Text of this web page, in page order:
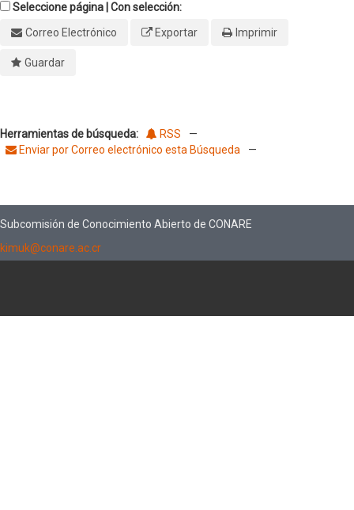
Seleccione página | Con selección:
Correo Electrónico
Exportar Imprimir
Guardar
Herramientas de búsqueda: RSS
—
Enviar por Correo electrónico esta Búsqueda
—
Subcomisión de Conocimiento Abierto de CONARE
kimuk@conare.ac.cr